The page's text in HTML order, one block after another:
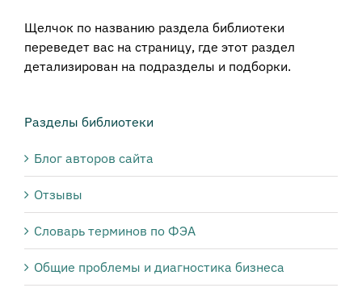
Щелчок по названию раздела библиотеки
переведет вас на страницу, где этот раздел
детализирован на подразделы и подборки.
Разделы библиотеки
Блог авторов сайта
Отзывы
Словарь терминов по ФЭА
Общие проблемы и диагностика бизнеса